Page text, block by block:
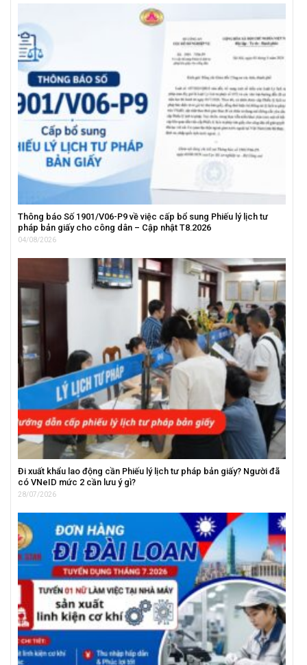
Thông báo Số 1901/V06-P9 về việc cấp bổ sung Phiếu lý lịch tư
pháp bản giấy cho công dân – Cập nhật T8.2026
04/08/2026
Đi xuất khẩu lao động cần Phiếu lý lịch tư pháp bản giấy? Người đã
có VNeID mức 2 cần lưu ý gì?
28/07/2026